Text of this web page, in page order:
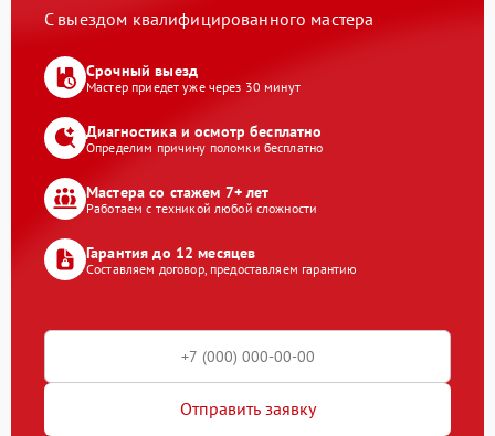
С выездом квалифицированного мастера
Срочный выезд
Мастер приедет уже через 30 минут
Диагностика и осмотр бесплатно
Определим причину поломки бесплатно
Мастера со стажем 7+ лет
Работаем с техникой любой сложности
Гарантия до 12 месяцев
Составляем договор, предоставляем гарантию
Отправить заявку